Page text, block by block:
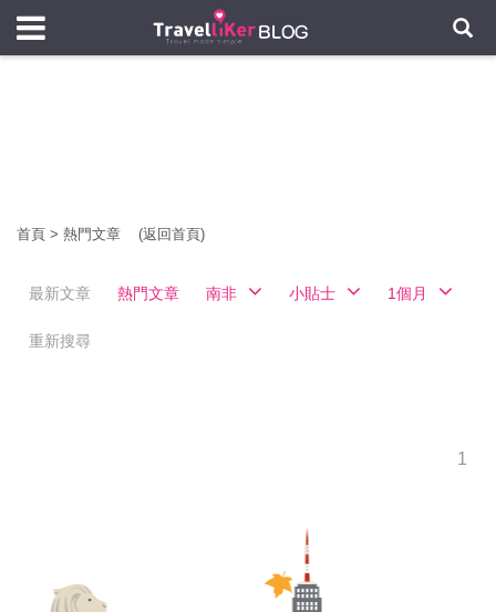
首頁 > 熱門文章 (返回首頁)
最新文章 熱門文章 南非 小貼士 1個月
重新搜尋
1